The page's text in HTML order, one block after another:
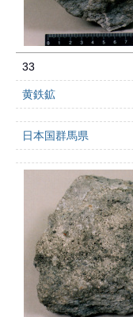
33
黄鉄鉱
日本国群馬県